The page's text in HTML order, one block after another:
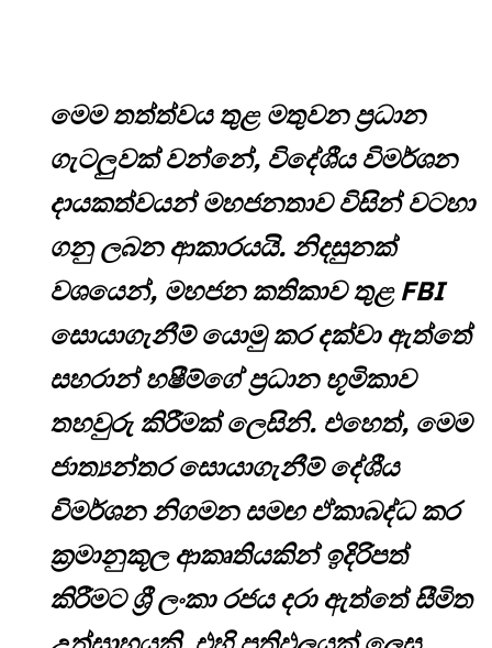
මෙම තත්ත්වය තුළ මතුවන ප්‍රධාන
ගැටලුවක් වන්නේ, විදේශීය විමර්ශන
දායකත්වයන් මහජනතාව විසින් වටහා
ගනු ලබන ආකාරයයි. නිදසුනක්
වශයෙන්, මහජන කතිකාව තුළ FBI
සොයාගැනීම් යොමු කර දක්වා ඇත්තේ
සහරාන් හෂීම්ගේ ප්‍රධාන භූමිකාව
තහවුරු කිරීමක් ලෙසිනි. එහෙත්, මෙම
ජාත්‍යන්තර සොයාගැනීම් දේශීය
විමර්ශන නිගමන සමඟ ඒකාබද්ධ කර
ක්‍රමානුකූල ආකෘතියකින් ඉදිරිපත්
කිරීමට ශ්‍රී ලංකා රජය දරා ඇත්තේ සීමිත